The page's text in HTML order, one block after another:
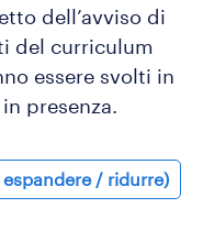
dell’avviso di
del curriculum
essere svolti in
presenza.
/ ridurre)